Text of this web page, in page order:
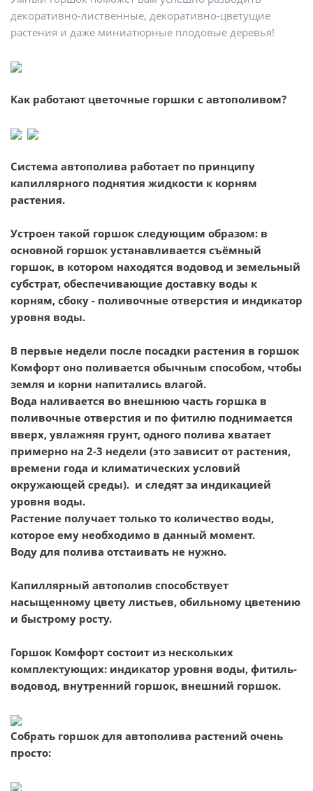
декоративно-лиственные, декоративно-цветущие
растения и даже миниатюрные плодовые деревья!
Как работают цветочные горшки с автополивом?
Система автополива работает по принципу
капиллярного поднятия жидкости к корням
растения.
Устроен такой горшок следующим образом: в
основной горшок устанавливается съёмный
горшок, в котором находятся водовод и земельный
субстрат, обеспечивающие доставку воды к
корням, сбоку - поливочные отверстия и индикатор
уровня воды.
В первые недели после посадки растения в горшок
Комфорт оно поливается обычным способом, чтобы
земля и корни напитались влагой.
Вода наливается во внешнюю часть горшка в
поливочные отверстия и по фитилю поднимается
вверх, увлажняя грунт, одного полива хватает
примерно на 2-3 недели (это зависит от растения,
времени года и климатических условий
окружающей среды). и следят за индикацией
уровня воды.
Растение получает только то количество воды,
которое ему необходимо в данный момент.
Воду для полива отстаивать не нужно.
Капиллярный автополив способствует
насыщенному цвету листьев, обильному цветению
и быстрому росту.
Горшок Комфорт состоит из нескольких
комплектующих: индикатор уровня воды, фитиль-
водовод, внутренний горшок, внешний горшок.
Собрать горшок для автополива растений очень
просто: